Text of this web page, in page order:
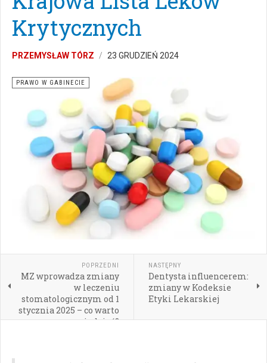
Krytycznych
PRZEMYSŁAW TÓRZ 23 GRUDZIEŃ 2024
PRAWO W GABINECIE
POPRZEDNI
MZ wprowadza zmiany
w leczeniu
stomatologicznym od 1
stycznia 2025 – co warto
wiedzieć?
NASTĘPNY
Dentysta influencerem:
zmiany w Kodeksie
Etyki Lekarskiej